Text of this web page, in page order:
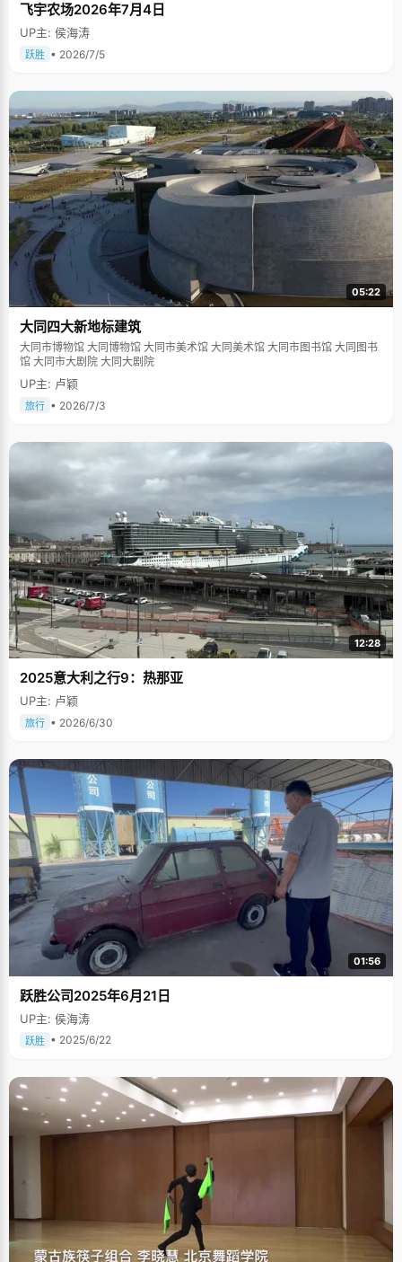
飞宇农场2026年7月4日
UP主: 侯海涛
跃胜 • 2026/7/5
05:22
大同四大新地标建筑
大同市博物馆 大同博物馆 大同市美术馆 大同美术馆 大同市图书馆 大同图书
馆 大同市大剧院 大同大剧院
UP主: 卢颖
旅行 • 2026/7/3
12:28
2025意大利之行9：热那亚
UP主: 卢颖
旅行 • 2026/6/30
01:56
跃胜公司2025年6月21日
UP主: 侯海涛
跃胜 • 2025/6/22